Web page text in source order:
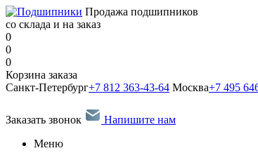
Продажа подшипников
со склада и на заказ
0
0
0
Корзина заказа
Санкт-Петербург+7 812 363-43-64 Москва+7 495
Заказать звонок
Напишите нам
Меню